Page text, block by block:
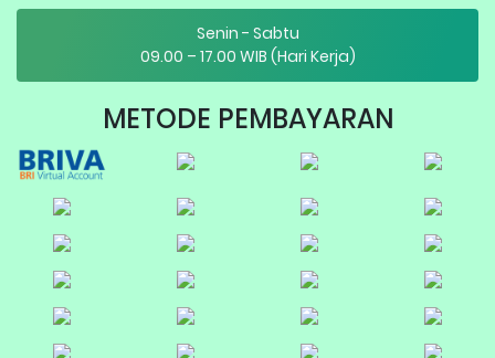
Senin - Sabtu
09.00 – 17.00 WIB (Hari Kerja)
METODE PEMBAYARAN